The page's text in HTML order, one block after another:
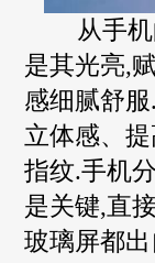
从手机的
是其光亮,
感细腻舒
立体感、
指纹.手机
是关键,直
玻璃屏都